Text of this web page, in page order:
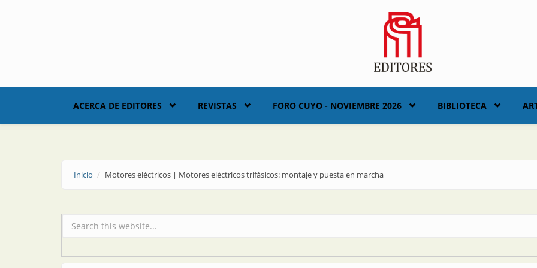
ACERCA DE EDITORES REVISTAS FORO CUYO - NOVIEMBRE 2026 BIBLIOTECA
Inicio Motores eléctricos | Motores eléctricos trifásicos: montaje y puesta en marcha
Formulario de búsqueda